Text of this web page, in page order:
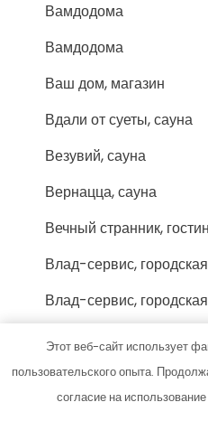
Вамдодома
Вамдодома
Ваш дом, магазин
Вдали от суеты, сауна
Везувий, сауна
Вернацца, сауна
Вечный странник,
Влад-сервис,
Влад-сервис,
Водолей, автомойка
Водолей, сауна
Восторг, банный
Этот веб-сайт использует
пользовательского опыта.
согласие на